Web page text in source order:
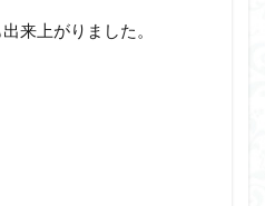
来上がりました。